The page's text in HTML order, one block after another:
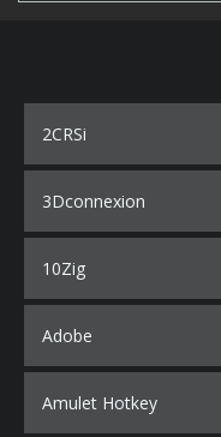
2CRSi
3Dconnexion
10Zig
Adobe
Amulet Hotkey